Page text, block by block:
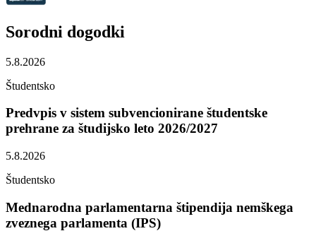
Sorodni dogodki
5.8.2026
Študentsko
Predvpis v sistem subvencionirane študentske
prehrane za študijsko leto 2026/2027
5.8.2026
Študentsko
Mednarodna parlamentarna štipendija nemškega
zveznega parlamenta (IPS)